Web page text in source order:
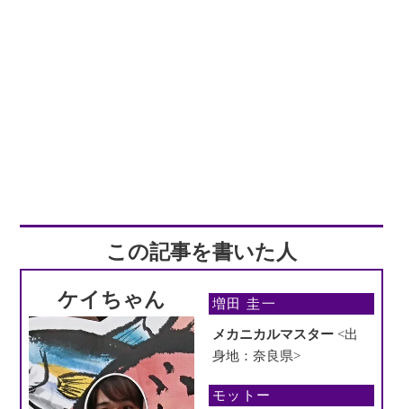
この記事を書いた人
ケイちゃん 増田 圭一
メカニカルマスター<出
身地：奈良県>
モットー